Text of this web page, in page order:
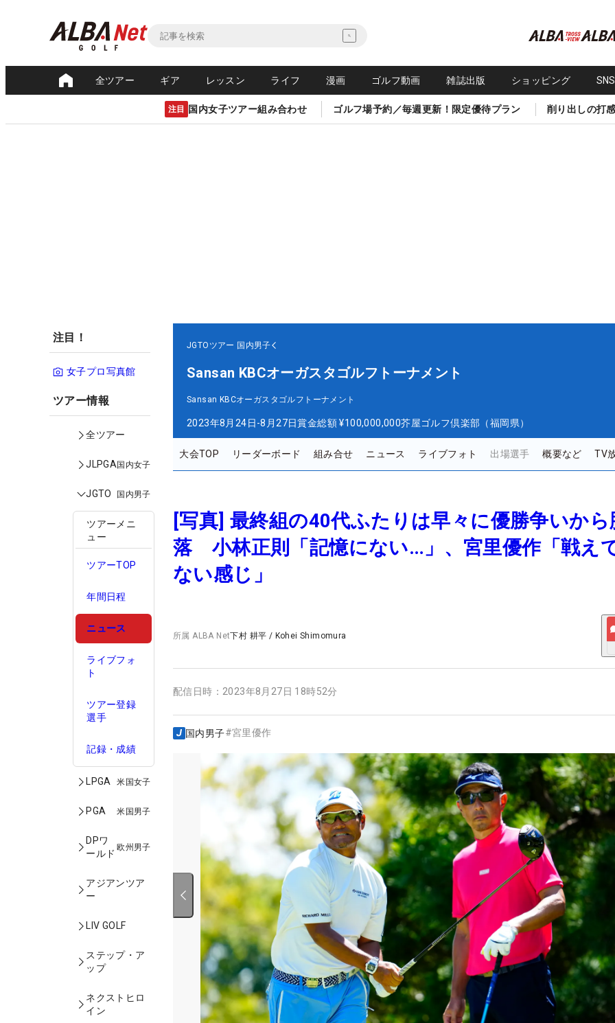
全ツアー ギア レッスン ライフ 漫画 ゴルフ動画 雑誌出版 ショッピング
注目 国内女子ツアー組み合わせ ゴルフ場予約／毎週更新！限定優待プラン 削り出しの打
注目！
女子プロ写真館
ツアー情報
全ツアー
JLPGA国内女子
JGTO 国内男子
ツアーメニ
ュー
ツアーTOP
年間日程
ニュース
ライブフォ
ト
ツアー登録
選手
記録・成績
LPGA 米国女子
PGA 米国男子
DPワ
ールド
欧州男子
アジアンツア
ー
LIV GOLF
ステップ・ア
ップ
ネクストヒロ
イン
JGTOツアー 国内男子
Sansan KBCオーガスタゴルフトーナメント
Sansan KBCオーガスタゴルフトーナメント
2023年8月24日-8月27日賞金総額 ¥100,000,000芥屋ゴルフ倶楽部（福岡県）
大会TOP リーダーボード 組み合せ ニュース ライブフォト 出場選手 概要など TV
[写真] 最終組の40代ふたりは早々に優勝争いから
落 小林正則「記憶にない…」、宮里優作「戦え
ない感じ」
所属ALBA Net下村 耕平 / Kohei Shimomura
配信日時： 2023年8月27日 18時52分
国内男子#宮里優作